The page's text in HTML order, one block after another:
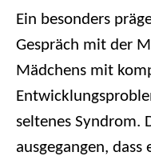
Ein besonders
Gespräch mit der
Mädchens mit
seltenes Syndrom.
ausgegangen,